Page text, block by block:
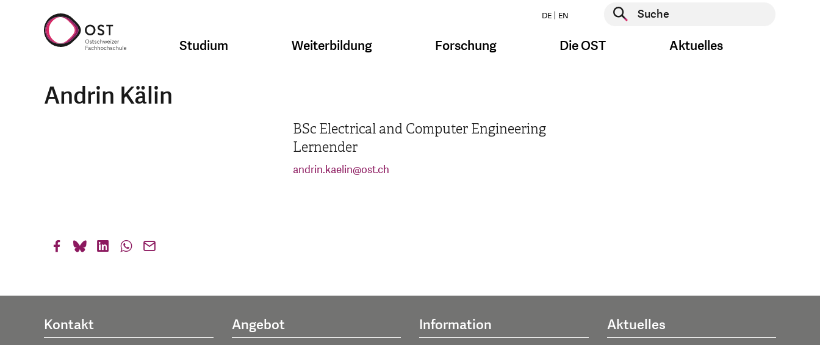
DE EN
Suche starten
Studium Weiterbildung Forschung Die OST Aktuelles
Andrin Kälin
BSc Electrical and Computer Engineering
Lernender
andrin.kaelin@ost.ch
Kontakt Angebot Information Aktuelles